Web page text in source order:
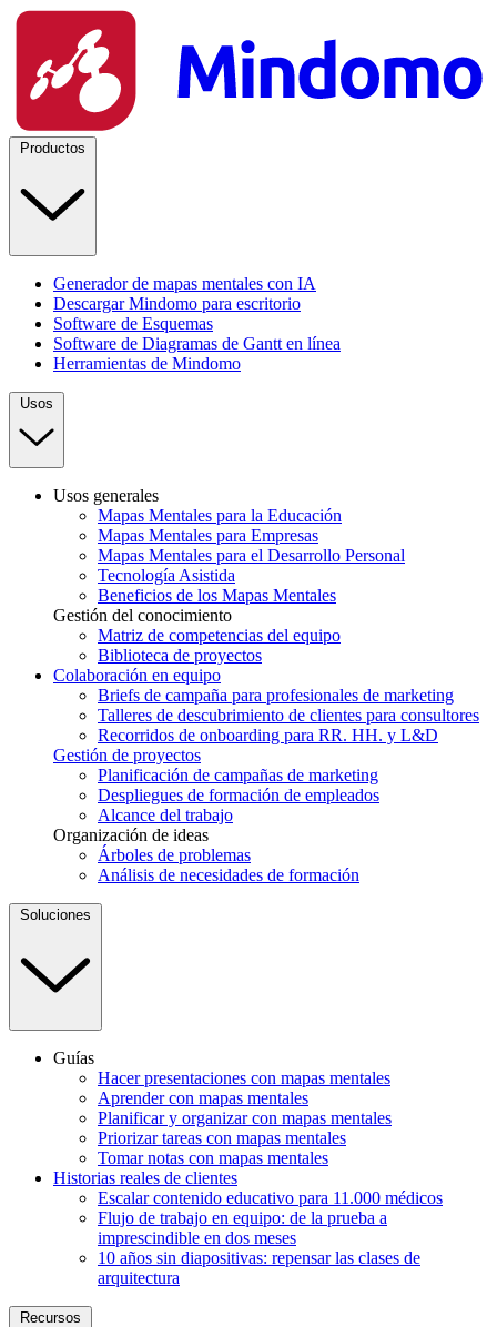
Productos
Generador de mapas mentales con IA
Descargar Mindomo para escritorio
Software de Esquemas
Software de Diagramas de Gantt en línea
Herramientas de Mindomo
Usos
Usos generales
Mapas Mentales para la Educación
Mapas Mentales para Empresas
Mapas Mentales para el Desarrollo Personal
Tecnología Asistida
Beneficios de los Mapas Mentales
Gestión del conocimiento
Matriz de competencias del equipo
Biblioteca de proyectos
Colaboración en equipo
Briefs de campaña para profesionales de marketing
Talleres de descubrimiento de clientes para consultores
Recorridos de onboarding para RR. HH. y L&D
Gestión de proyectos
Planificación de campañas de marketing
Despliegues de formación de empleados
Alcance del trabajo
Organización de ideas
Árboles de problemas
Análisis de necesidades de formación
Soluciones
Guías
Hacer presentaciones con mapas mentales
Aprender con mapas mentales
Planificar y organizar con mapas mentales
Priorizar tareas con mapas mentales
Tomar notas con mapas mentales
Historias reales de clientes
Escalar contenido educativo para 11.000 médicos
Flujo de trabajo en equipo: de la prueba a
imprescindible en dos meses
10 años sin diapositivas: repensar las clases de
arquitectura
Recursos